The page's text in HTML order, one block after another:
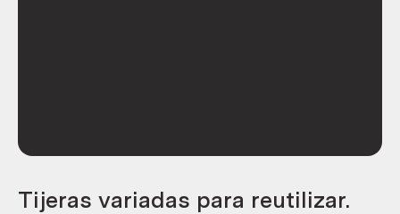
Tijeras variadas para reutilizar.